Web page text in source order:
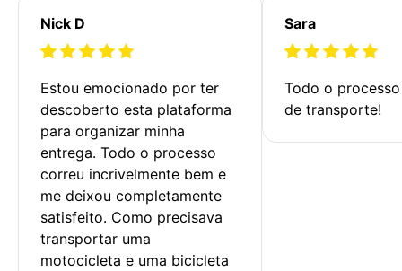
Nick D
Estou emocionado por ter
descoberto esta plataforma
para organizar minha
entrega. Todo o processo
correu incrivelmente bem e
me deixou completamente
satisfeito. Como precisava
transportar uma
motocicleta e uma bicicleta
Sara
Todo o
de transporte!